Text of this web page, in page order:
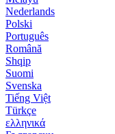
Nederlands
Polski
Português
Română
Shqip
Suomi
Svenska
Tiếng Việt
Türkçe
ελληνικά